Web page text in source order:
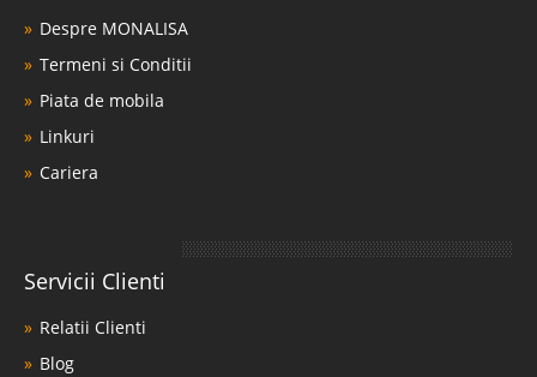
Despre MONALISA
Termeni si Conditii
Piata de mobila
Linkuri
Cariera
Servicii Clienti
Relatii Clienti
Blog